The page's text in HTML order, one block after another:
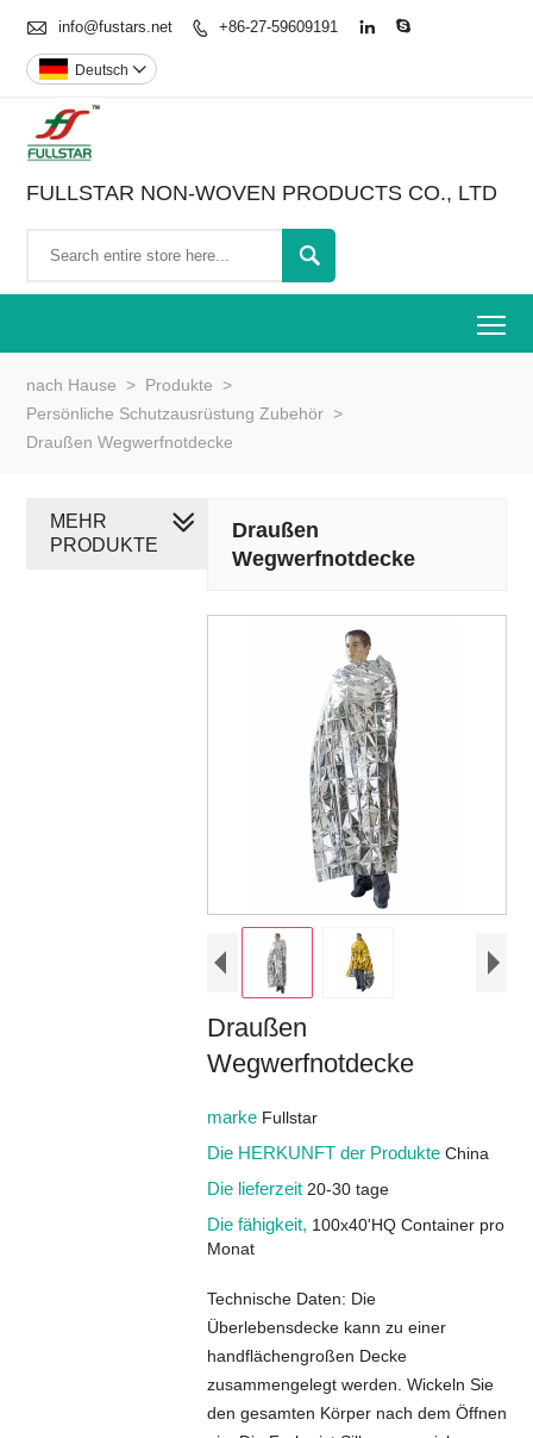
 info@fustars.net  +86-27-59609191  
Deutsch 
FULLSTAR NON-WOVEN PRODUCTS CO., LTD

nach Hause > Produkte >
Persönliche Schutzausrüstung Zubehör >
Draußen Wegwerfnotdecke
Draußen
Wegwerfnotdecke
Draußen
Wegwerfnotdecke
marke Fullstar
Die HERKUNFT der Produkte China
Die lieferzeit 20-30 tage
Die fähigkeit, 100x40'HQ Container pro
Monat
Technische Daten: Die
Überlebensdecke kann zu einer
handflächengroßen Decke
zusammengelegt werden. Wickeln Sie
den gesamten Körper nach dem Öffnen
MEHR
PRODUKTE